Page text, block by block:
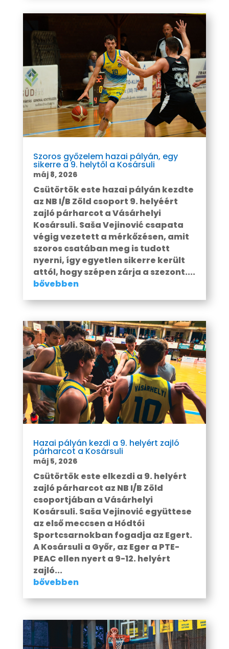
Szoros győzelem hazai pályán, egy
sikerre a 9. helytől a Kosársuli
máj 8, 2026
Csütörtök este hazai pályán kezdte
az NB I/B Zöld csoport 9. helyéért
zajló párharcot a Vásárhelyi
Kosársuli. Saša Vejinović csapata
végig vezetett a mérkőzésen, amit
szoros csatában meg is tudott
nyerni, így egyetlen sikerre került
attól, hogy szépen zárja a szezont....
bővebben
Hazai pályán kezdi a 9. helyért zajló
párharcot a Kosársuli
máj 5, 2026
Csütörtök este elkezdi a 9. helyért
zajló párharcot az NB I/B Zöld
csoportjában a Vásárhelyi
Kosársuli. Saša Vejinović együttese
az első meccsen a Hódtói
Sportcsarnokban fogadja az Egert.
A Kosársuli a Győr, az Eger a PTE-
PEAC ellen nyert a 9-12. helyért
zajló...
bővebben